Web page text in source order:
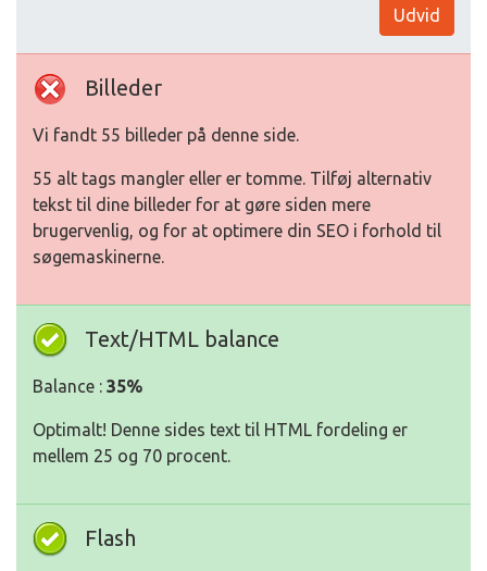
Udvid
Billeder
Vi fandt 55 billeder på denne side.
55 alt tags mangler eller er tomme. Tilføj alternativ
tekst til dine billeder for at gøre siden mere
brugervenlig, og for at optimere din SEO i forhold til
søgemaskinerne.
Text/HTML balance
Balance : 35%
Optimalt! Denne sides text til HTML fordeling er
mellem 25 og 70 procent.
Flash